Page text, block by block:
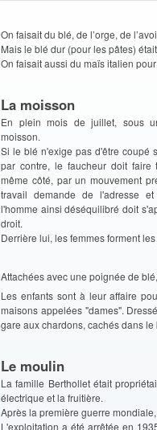
On faisait du blé, de l’orge, de
Mais le blé dur (pour les pâtes)
On faisait aussi du maïs italien
La moisson
En plein mois de juillet, sous
moisson.
Si le blé n'exige pas d'être coupé
par contre, le faucheur doit faire
même côté, par un mouvement
travail demande de l'adresse
l'homme ainsi déséquilibré doit
droit.
Derrière lui, les femmes forment
Attachées avec une poignée de
Les enfants sont à leur affaire
maisons appelées "dames".
gare aux chardons, cachés dans
Le moulin
La famille Berthollet était
électrique et la fruitière.
Après la première guerre
L'exploitation a été arrêtée en